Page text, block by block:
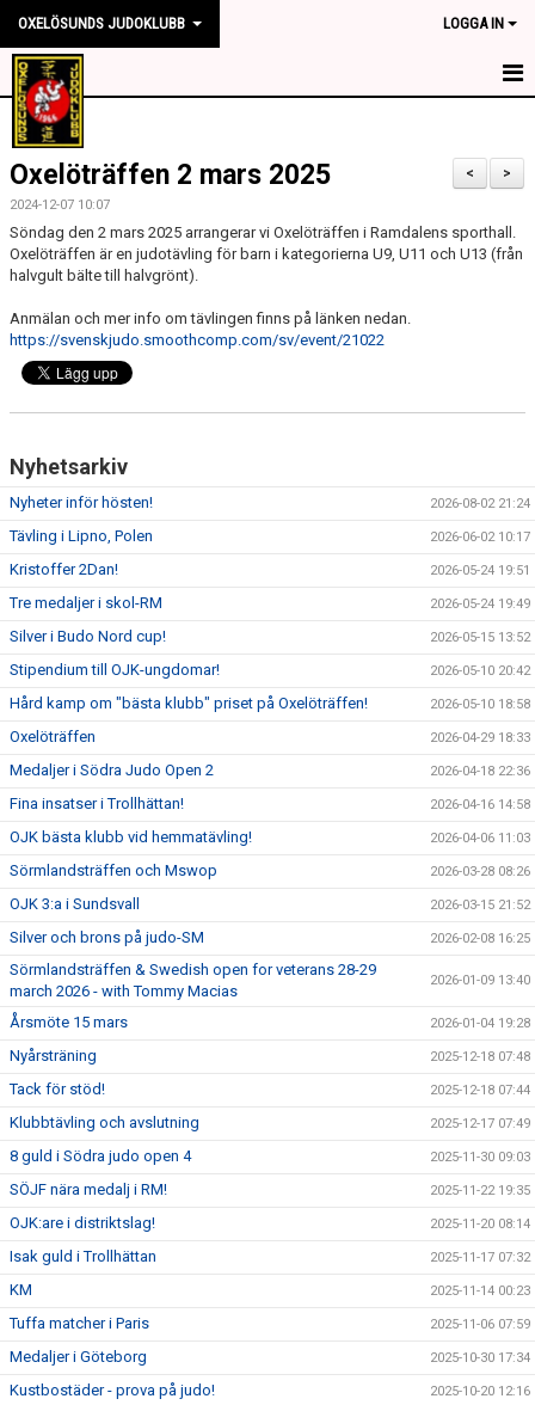
OXELÖSUNDS JUDOKLUBB LOGGA IN
HEM
NYHETER
OM KLUBBEN
TRÄNINGSTIDER
TÄVLING
KONTAKT
MEDLEMSKAP
KALENDER
>
<
Oxelöträffen 2 mars 2025
2024-12-07 10:07
Söndag den 2 mars 2025 arrangerar vi Oxelöträffen i Ramdalens sporthall.
Oxelöträffen är en judotävling för barn i kategorierna U9, U11 och U13 (från
halvgult bälte till halvgrönt).
Anmälan och mer info om tävlingen finns på länken nedan.
https://svenskjudo.smoothcomp.com/sv/event/21022
Nyhetsarkiv
Nyheter inför hösten! 2026-08-02 21:24
Tävling i Lipno, Polen 2026-06-02 10:17
Kristoffer 2Dan! 2026-05-24 19:51
Tre medaljer i skol-RM 2026-05-24 19:49
Silver i Budo Nord cup! 2026-05-15 13:52
Stipendium till OJK-ungdomar! 2026-05-10 20:42
Hård kamp om "bästa klubb" priset på Oxelöträffen! 2026-05-10 18:58
Oxelöträffen 2026-04-29 18:33
Medaljer i Södra Judo Open 2 2026-04-18 22:36
Fina insatser i Trollhättan! 2026-04-16 14:58
OJK bästa klubb vid hemmatävling! 2026-04-06 11:03
Sörmlandsträffen och Mswop 2026-03-28 08:26
OJK 3:a i Sundsvall 2026-03-15 21:52
Silver och brons på judo-SM 2026-02-08 16:25
Sörmlandsträffen & Swedish open for veterans 28-29
march 2026 - with Tommy Macias
2026-01-09 13:40
Årsmöte 15 mars 2026-01-04 19:28
Nyårsträning 2025-12-18 07:48
Tack för stöd! 2025-12-18 07:44
Klubbtävling och avslutning 2025-12-17 07:49
8 guld i Södra judo open 4 2025-11-30 09:03
SÖJF nära medalj i RM! 2025-11-22 19:35
OJK:are i distriktslag! 2025-11-20 08:14
Isak guld i Trollhättan 2025-11-17 07:32
KM 2025-11-14 00:23
Tuffa matcher i Paris 2025-11-06 07:59
Medaljer i Göteborg 2025-10-30 17:34
Kustbostäder - prova på judo! 2025-10-20 12:16